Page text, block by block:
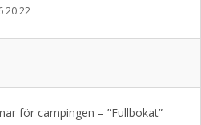
20.22